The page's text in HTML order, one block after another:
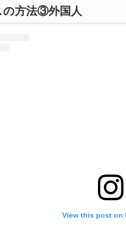
の方法③外国人
View this post on